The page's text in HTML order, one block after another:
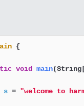
{
void main
s = "welcome to